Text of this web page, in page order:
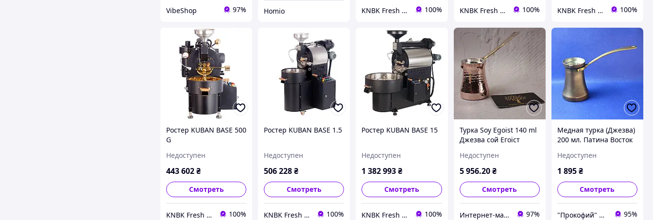
VibeShop 97% Homio KNBK Fresh Roasted Coffee & Accessories store 100% KNBK Fresh Roasted Coffee & Accessories store 100% KNBK Fresh Roasted Coffee & Accessories store 100%
Ростер KUBAN BASE 500
G
Недоступен
443 602₴
Смотреть
KNBK Fresh Roasted Coffee & Accessories store 100%
Ростер KUBAN BASE 1.5
Недоступен
506 228₴
Смотреть
KNBK Fresh Roasted Coffee & Accessories store 100%
Ростер KUBAN BASE 15
Недоступен
1 382 993₴
Смотреть
KNBK Fresh Roasted Coffee & Accessories store 100%
Турка Soy Egoist 140 ml
Джезва сой Егоїст
Недоступен
5 956.20 ₴
Смотреть
Интернет-магазин "Brettani" 97%
Медная турка (Джезва)
200 мл. Патина Восток
Недоступен
1 895₴
Смотреть
"Прокофий" Магазин кофейных аксессуаров 95%